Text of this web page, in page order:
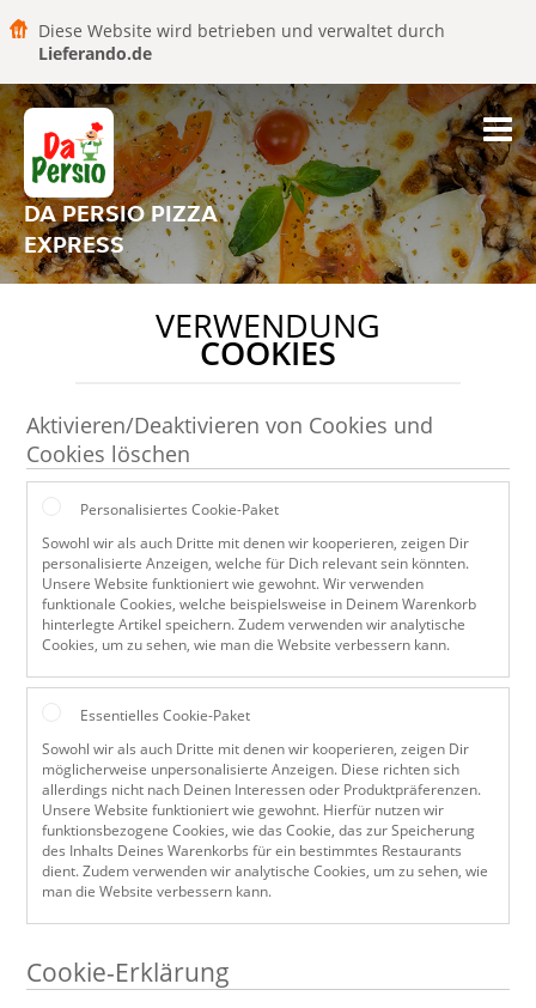
Diese Website wird betrieben und verwaltet durch
Lieferando.de
DA PERSIO PIZZA
EXPRESS
VERWENDUNG
COOKIES
Aktivieren/Deaktivieren von Cookies und
Cookies löschen
Personalisiertes Cookie-Paket
Sowohl wir als auch Dritte mit denen wir kooperieren, zeigen Dir
personalisierte Anzeigen, welche für Dich relevant sein könnten.
Unsere Website funktioniert wie gewohnt. Wir verwenden
funktionale Cookies, welche beispielsweise in Deinem Warenkorb
hinterlegte Artikel speichern. Zudem verwenden wir analytische
Cookies, um zu sehen, wie man die Website verbessern kann.
Essentielles Cookie-Paket
Sowohl wir als auch Dritte mit denen wir kooperieren, zeigen Dir
möglicherweise unpersonalisierte Anzeigen. Diese richten sich
allerdings nicht nach Deinen Interessen oder Produktpräferenzen.
Unsere Website funktioniert wie gewohnt. Hierfür nutzen wir
funktionsbezogene Cookies, wie das Cookie, das zur Speicherung
des Inhalts Deines Warenkorbs für ein bestimmtes Restaurants
dient. Zudem verwenden wir analytische Cookies, um zu sehen, wie
man die Website verbessern kann.
Cookie-Erklärung